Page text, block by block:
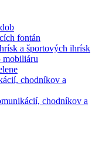
fontán
a športových ihrísk
mobiliáru
chodníkov a
chodníkov a